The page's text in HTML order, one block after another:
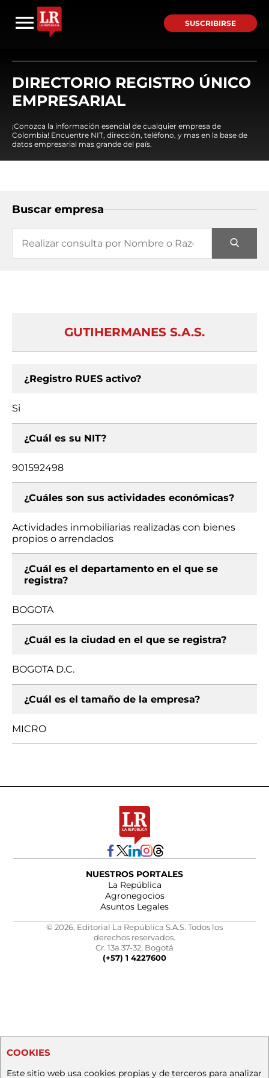
SUSCRIBIRSE
DIRECTORIO REGISTRO ÚNICO
EMPRESARIAL
¡Conozca la información esencial de cualquier empresa de
Colombia! Encuentre NIT, dirección, teléfono, y mas en la base de
datos empresarial mas grande del país.
Buscar empresa
GUTIHERMANES S.A.S.
¿Registro RUES activo?
Si
¿Cuál es su NIT?
901592498
¿Cuáles son sus actividades económicas?
Actividades inmobiliarias realizadas con bienes
propios o arrendados
¿Cuál es el departamento en el que se
registra?
BOGOTA
¿Cuál es la ciudad en el que se registra?
BOGOTA D.C.
¿Cuál es el tamaño de la empresa?
MICRO
NUESTROS PORTALES
La República
Agronegocios
Asuntos Legales
© 2026, Editorial La República S.A.S. Todos los
derechos reservados.
Cr. 13a 37-32, Bogotá
(+57) 1 4227600
COOKIES
Este sitio web usa cookies propias y de terceros para analizar